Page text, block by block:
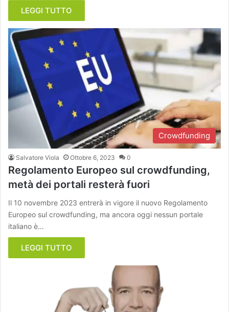
LEGGI TUTTO
Crowdfunding
Salvatore Viola Ottobre 6, 2023 0
Regolamento Europeo sul crowdfunding,
metà dei portali resterà fuori
Il 10 novembre 2023 entrerà in vigore il nuovo Regolamento
Europeo sul crowdfunding, ma ancora oggi nessun portale
italiano è…
LEGGI TUTTO